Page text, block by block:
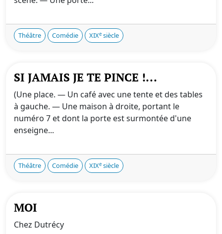
Théâtre Comédie XIXe siècle
SI JAMAIS JE TE PINCE !...
(Une place. — Un café avec une tente et des tables
à gauche. — Une maison à droite, portant le
numéro 7 et dont la porte est surmontée d'une
enseigne...
Théâtre Comédie XIXe siècle
MOI
Chez Dutrécy